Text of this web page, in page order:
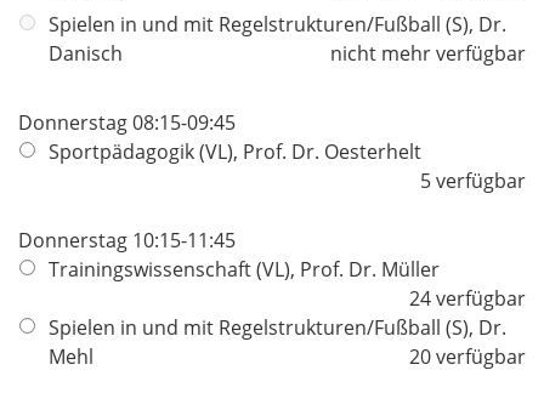
Spielen in und mit Regelstrukturen/Fußball (S), Dr.
Danisch
nicht mehr verfügbar
Donnerstag 08:15-09:45
Sportpädagogik (VL), Prof. Dr. Oesterhelt
5 verfügbar
Donnerstag 10:15-11:45
Trainingswissenschaft (VL), Prof. Dr. Müller
24 verfügbar
Spielen in und mit Regelstrukturen/Fußball (S), Dr.
Mehl
20 verfügbar